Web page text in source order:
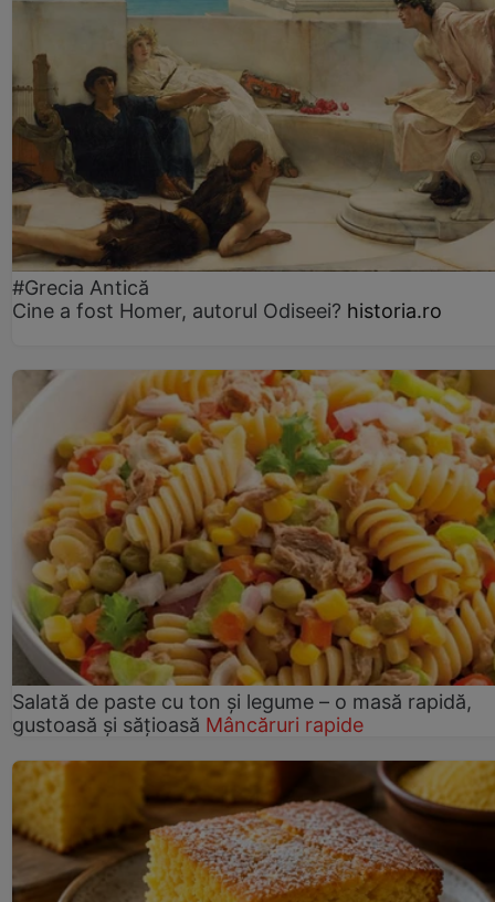
#Grecia Antică
Cine a fost Homer, autorul Odiseei? historia.ro
Salată de paste cu ton și legume – o masă rapidă,
gustoasă și sățioasă Mâncăruri rapide